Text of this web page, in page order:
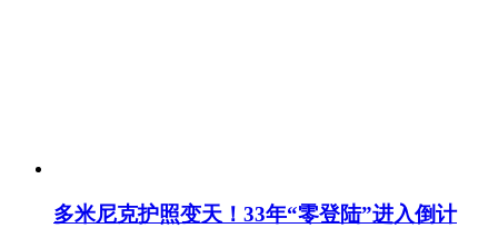
多米尼克护照变天！33年“零登陆”进入倒计